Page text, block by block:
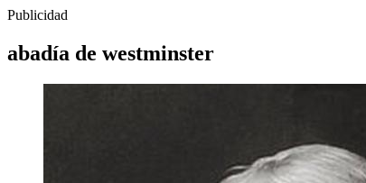
Publicidad
abadía de westminster